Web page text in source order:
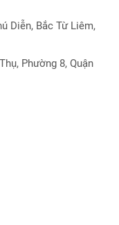
Diễn, Bắc Từ Liêm,
Phường 8, Quận